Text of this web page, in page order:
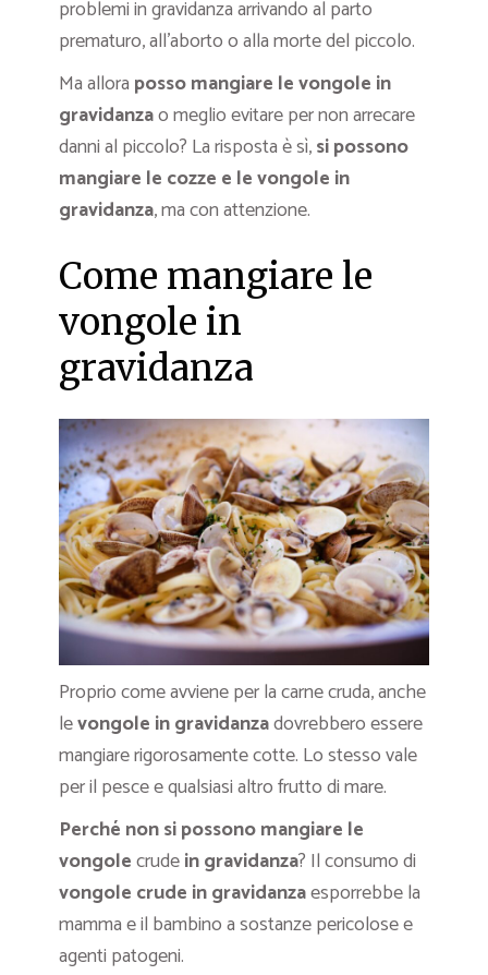
problemi in gravidanza arrivando al parto
prematuro, all’aborto o alla morte del piccolo.
Ma allora posso mangiare le vongole in
gravidanzao meglio evitare per non arrecare
danni al piccolo? La risposta è sì,si possono
mangiare le cozze e le vongole in
gravidanza, ma con attenzione.
Come mangiare le
vongole in
gravidanza
Proprio come avviene per la carne cruda, anche
levongole in gravidanzadovrebbero essere
mangiare rigorosamente cotte. Lo stesso vale
per il pesce e qualsiasi altro frutto di mare.
Perché non si possono mangiare le
vongolecrudein gravidanza? Il consumo di
vongole crude in gravidanzaesporrebbe la
mamma e il bambino a sostanze pericolose e
agenti patogeni.